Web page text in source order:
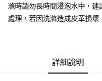
滌時請勿長時間浸泡水中，
處理，若因洗滌造成皮革損壞
詳細說明